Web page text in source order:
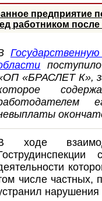
предприятие
работником
«БРАСЛЕТ К»,
ходе
числе частных,
нарушения